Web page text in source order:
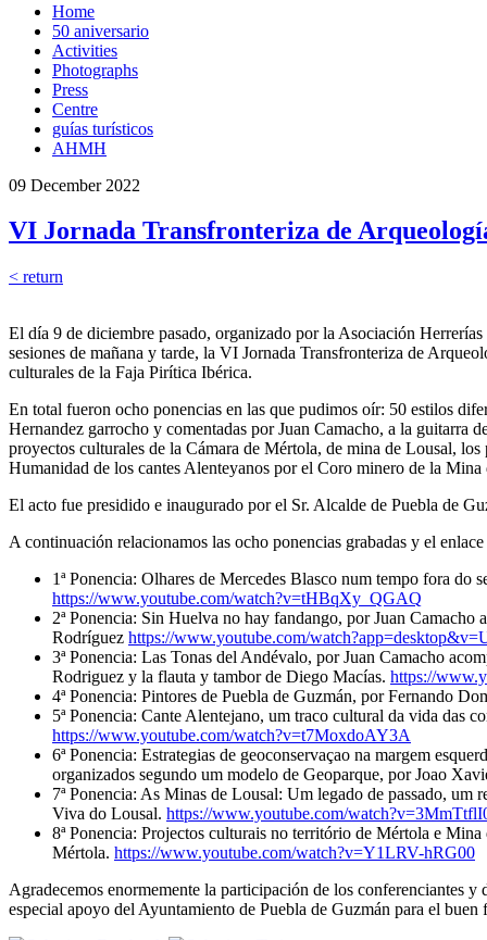
Home
50 aniversario
Activities
Photographs
Press
Centre
guías turísticos
AHMH
09 December 2022
VI Jornada Transfronteriza de
< return
El día 9 de diciembre pasado, organizado por la Asociación
sesiones de mañana y tarde, la VI Jornada Transfronteriza de
culturales de la Faja Pirítica Ibérica.
En total fueron ocho ponencias en las que pudimos oír: 50 estilos
Hernandez garrocho y comentadas por Juan Camacho, a la
proyectos culturales de la Cámara de Mértola, de mina de Lousal,
Humanidad de los cantes Alenteyanos por el Coro minero de la
El acto fue presidido e inaugurado por el Sr. Alcalde de Puebla de
A continuación relacionamos las ocho ponencias grabadas y el
1ª Ponencia: Olhares de Mercedes Blasco num tempo fora
https://www.youtube.com/watch?v=tHBqXy_QGAQ
2ª Ponencia: Sin Huelva no hay fandango, por Juan
Rodríguez https://www.youtube.com/
3ª Ponencia: Las Tonas del Andévalo, por Juan Camacho
Rodriguez y la flauta y tambor de Diego Macías. https://
4ª Ponencia: Pintores de Puebla de Guzmán, por Fernando
5ª Ponencia: Cante Alentejano, um traco cultural da vida das
https://www.youtube.com/watch?v=t7MoxdoAY3A
6ª Ponencia: Estrategias de geoconservaçao na margem
organizados segundo um modelo de Geoparque, por Joao
7ª Ponencia: As Minas de Lousal: Um legado de passado,
Viva do Lousal. https://www.youtube.com/
8ª Ponencia: Projectos culturais no território de Mértola e
Mértola. https://www.youtube.com/watch?v=Y1LRV-hRG00
Agradecemos enormemente la participación de los conferenciantes
especial apoyo del Ayuntamiento de Puebla de Guzmán para el